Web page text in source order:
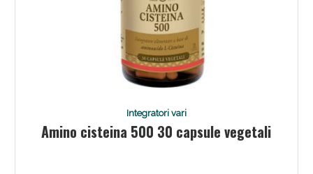
Integratori vari
Amino cisteina 500 30 capsule vegetali